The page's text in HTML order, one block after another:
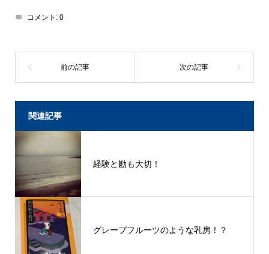
コメント: 0
関連記事
経験と勘も大切！
グレープフルーツのような乳房！？